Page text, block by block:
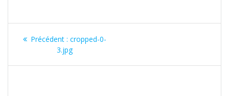
Navigation
Précédent : Article
précédent
cropped-0-
3.jpg